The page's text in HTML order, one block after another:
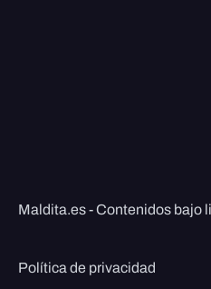
Maldita.es - Contenidos bajo
Política de privacidad